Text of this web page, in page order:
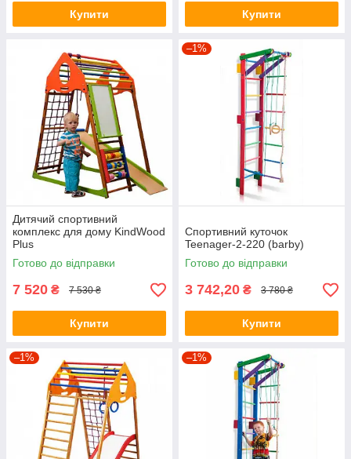
Купити Купити
Дитячий спортивний
комплекс для дому KindWood
Plus
Готово до відправки
7 520 ₴ 7 530 ₴
Купити
–1%
Спортивний куточок
Teenager-2-220 (barby)
Готово до відправки
3 742,20 ₴ 3 780 ₴
Купити
–1% –1%